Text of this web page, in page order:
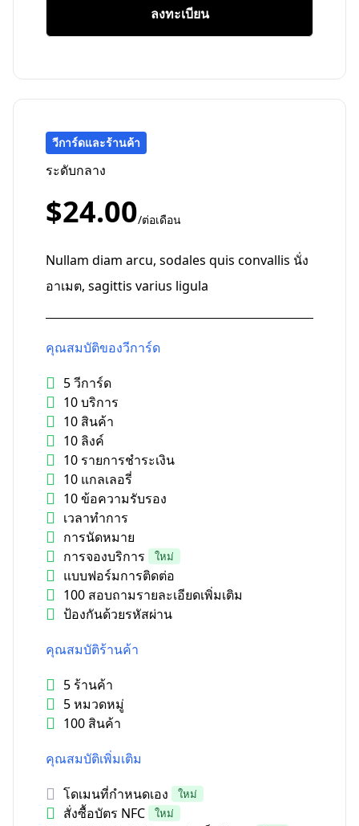
ลงทะเบียน
วีการ์ดและร้านค้า
ระดับกลาง
$24.00/ต่อเดือน
Nullam diam arcu, sodales quis convallis นั่ง
อาเมต, sagittis varius ligula
คุณสมบัติของวีการ์ด
5 วีการ์ด
10 บริการ
10 สินค้า
10 ลิงค์
10 รายการชำระเงิน
10 แกลเลอรี่
10 ข้อความรับรอง
เวลาทำการ
การนัดหมาย
การจองบริการ
ใหม่
แบบฟอร์มการติดต่อ
100 สอบถามรายละเอียดเพิ่มเติม
ป้องกันด้วยรหัสผ่าน
คุณสมบัติร้านค้า
5 ร้านค้า
5 หมวดหมู่
100 สินค้า
คุณสมบัติเพิ่มเติม
โดเมนที่กำหนดเอง
ใหม่
สั่งซื้อบัตร NFC ใหม่